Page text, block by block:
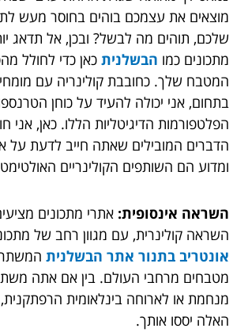
מוצאים את עצמכם בוהים בחוסר מעש
שלכם, תוהים מה לבשל? ובכן, אל תדאג
מתכונים כמו הבשלנית כאן כדי לחולל
המטבח שלך. כחובבת קולינריה עם
בתחום, אני יכולה להעיד על כוחן
הדברים המובילים שאתה חייב לדעת על
ומדוע הם השותפים הקולינריים
השראה אינסופית: אתרי מתכונים
השראה קולינרית, עם מגוון רחב של
אונטריב בתנור אתר הבשלנית
מטבחים מרחבי העולם. בין אם אתה
מנחמת או לארוחה בינלאומית
האלה יססו אותך.